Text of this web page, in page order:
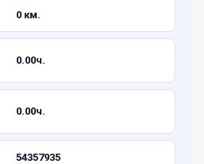
0 км.
0.00ч.
0.00ч.
54357935